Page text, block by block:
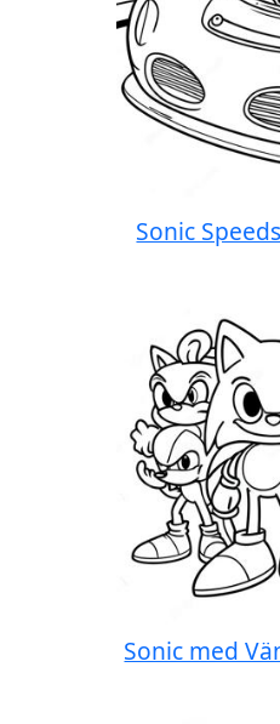
Sonic
Sonic med